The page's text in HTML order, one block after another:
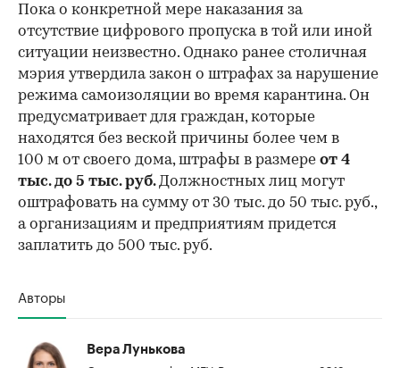
Пока о конкретной мере наказания за
отсутствие цифрового пропуска в той или иной
ситуации неизвестно. Однако ранее столичная
мэрия утвердила закон о штрафах за нарушение
режима самоизоляции во время карантина. Он
предусматривает для граждан, которые
находятся без веской причины более чем в
100 м от своего дома, штрафы в размере от 4
тыс. до 5 тыс. руб.Должностных лиц могут
оштрафовать на сумму от 30 тыс. до 50 тыс. руб.,
а организациям и предприятиям придется
заплатить до 500 тыс. руб.
Авторы
Вера Лунькова